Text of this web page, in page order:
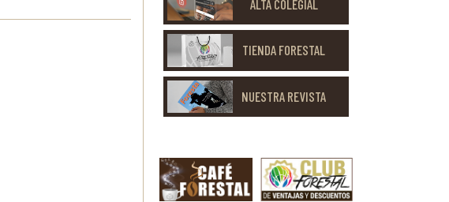
ALTA COLEGIAL
TIENDA FORESTAL
NUESTRA REVISTA